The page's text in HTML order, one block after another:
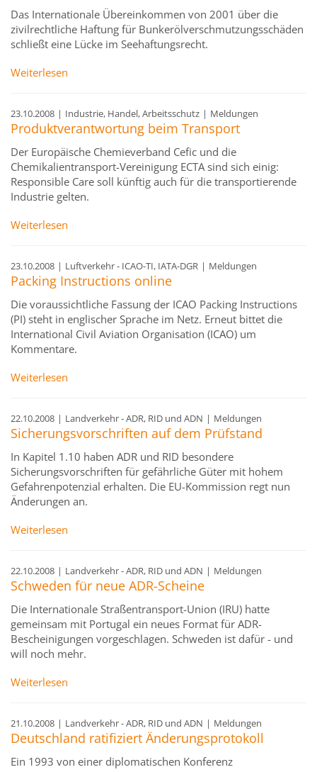
Das Internationale Übereinkommen von 2001 über die
zivilrechtliche Haftung für Bunkerölverschmutzungsschäden
schließt eine Lücke im Seehaftungsrecht.
Weiterlesen
23.10.2008 | Industrie, Handel, Arbeitsschutz | Meldungen
Produktverantwortung beim Transport
Der Europäische Chemieverband Cefic und die
Chemikalientransport-Vereinigung ECTA sind sich einig:
Responsible Care soll künftig auch für die transportierende
Industrie gelten.
Weiterlesen
23.10.2008 | Luftverkehr - ICAO-TI, IATA-DGR | Meldungen
Packing Instructions online
Die voraussichtliche Fassung der ICAO Packing Instructions
(PI) steht in englischer Sprache im Netz. Erneut bittet die
International Civil Aviation Organisation (ICAO) um
Kommentare.
Weiterlesen
22.10.2008 | Landverkehr - ADR, RID und ADN | Meldungen
Sicherungsvorschriften auf dem Prüfstand
In Kapitel 1.10 haben ADR und RID besondere
Sicherungsvorschriften für gefährliche Güter mit hohem
Gefahrenpotenzial erhalten. Die EU-Kommission regt nun
Änderungen an.
Weiterlesen
22.10.2008 | Landverkehr - ADR, RID und ADN | Meldungen
Schweden für neue ADR-Scheine
Die Internationale Straßentransport-Union (IRU) hatte
gemeinsam mit Portugal ein neues Format für ADR-
Bescheinigungen vorgeschlagen. Schweden ist dafür - und
will noch mehr.
Weiterlesen
21.10.2008 | Landverkehr - ADR, RID und ADN | Meldungen
Deutschland ratifiziert Änderungsprotokoll
Ein 1993 von einer diplomatischen Konferenz